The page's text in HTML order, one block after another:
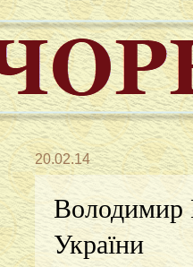
20.02.14
Володимир
України